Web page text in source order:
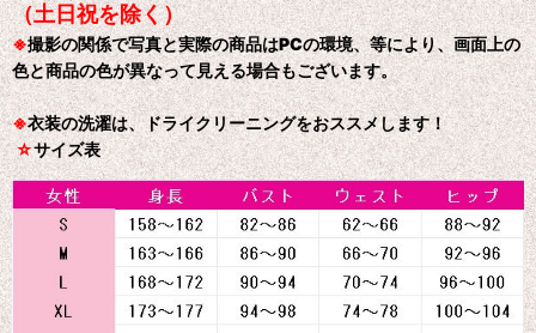
（土日祝を除く）
※撮影の関係で写真と実際の商品はPCの環境、等により、画面上の
色と商品の色が異なって見える場合もございます。
※衣装の洗濯は、ドライクリーニングをおススメします！
☆サイズ表